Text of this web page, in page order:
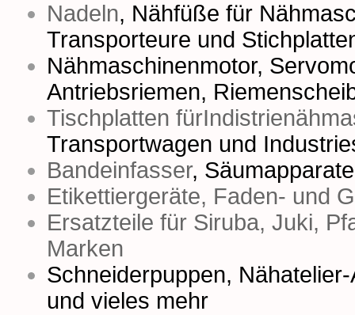
Nadeln, Nähfüße für
Transporteure und
Nähmaschinenmotor,
Antriebsriemen,
Tischplatten
Transportwagen und
Bandeinfasser, Säumapparate
Etikettiergeräte, Faden- und
Ersatzteile für Siruba, Juki,
Marken
Schneiderpuppen,
und vieles mehr